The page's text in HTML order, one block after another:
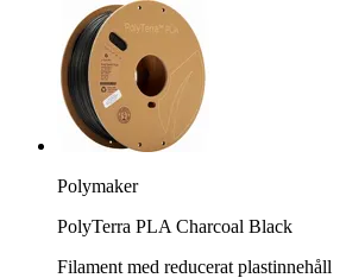
Polymaker
PolyTerra PLA Charcoal Black
Filament med reducerat plastinnehåll